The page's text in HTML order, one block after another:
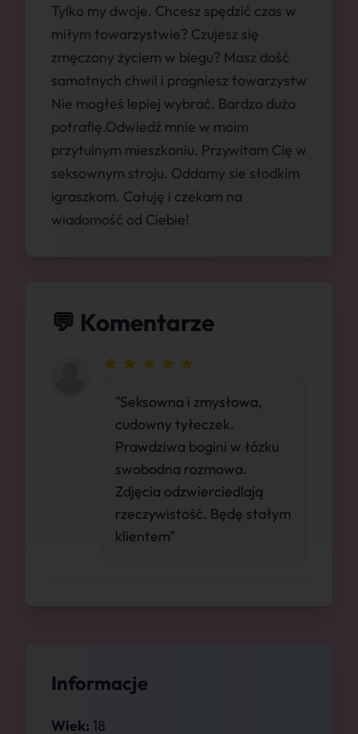
Informacje
Wiek: 18
Tylko my dwoje. Chcesz spędzić czas w
miłym towarzystwie? Czujesz się
zmęczony życiem w biegu? Masz dość
samotnych chwil i pragniesz towarzystw
Nie mogłeś lepiej wybrać. Bardzo dużo
potrafię.Odwiedź mnie w moim
przytulnym mieszkaniu. Przywitam Cię w
seksownym stroju. Oddamy sie słodkim
igraszkom. Całuję i czekam na
wiadomość od Ciebie!
💬 Komentarze
"Seksowna i zmysłowa,
cudowny tyłeczek.
Prawdziwa bogini w łózku
swobodna rozmowa.
Zdjęcia odzwierciedlają
rzeczywistość. Będę stałym
klientem"